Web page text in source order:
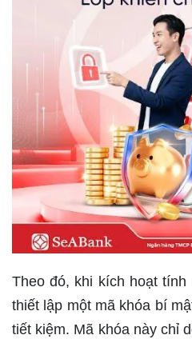
Theo đó, khi kích hoạt
thiết lập một mã khóa bí
tiết kiệm. Mã khóa này chỉ